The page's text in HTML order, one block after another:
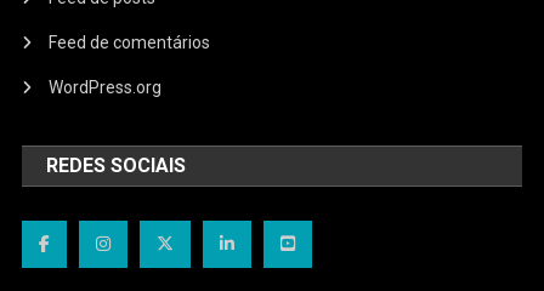
Feed de comentários
WordPress.org
REDES SOCIAIS